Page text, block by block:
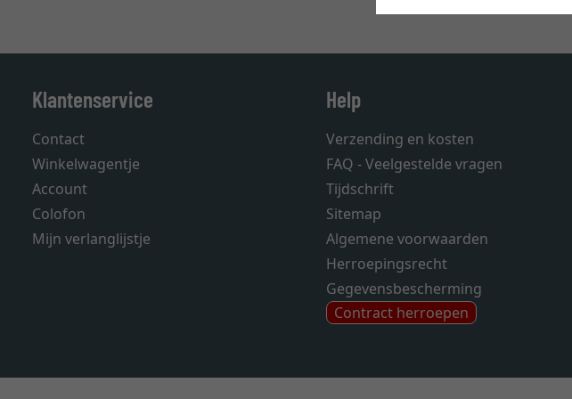
Klantenservice
Contact
Winkelwagentje
Account
Colofon
Mijn verlanglijstje
Help
Verzending en kosten
FAQ - Veelgestelde vragen
Tijdschrift
Sitemap
Algemene voorwaarden
Herroepingsrecht
Gegevensbescherming
Contract herroepen